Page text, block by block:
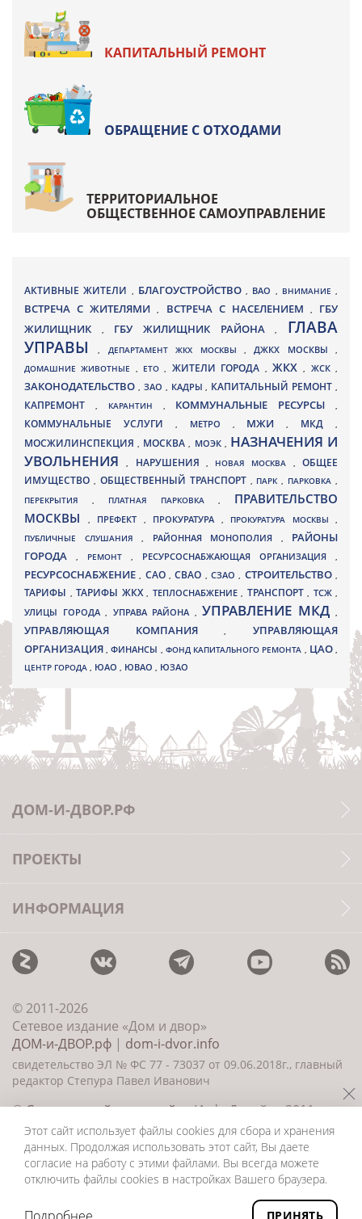
КАПИТАЛЬНЫЙ РЕМОНТ
ОБРАЩЕНИЕ С ОТХОДАМИ
ТЕРРИТОРИАЛЬНОЕ
ОБЩЕСТВЕННОЕ САМОУПРАВЛЕНИЕ
АКТИВНЫЕ ЖИТЕЛИ , БЛАГОУСТРОЙСТВО , ВАО , ВНИМАНИЕ ,
ВСТРЕЧА С ЖИТЕЛЯМИ, ВСТРЕЧА С НАСЕЛЕНИЕМ , ГБУ
ЖИЛИЩНИК
, ГБУ ЖИЛИЩНИК РАЙОНА, ГЛАВА
УПРАВЫ, ДЕПАРТАМЕНТ ЖКХ МОСКВЫ ,ДЖКХ МОСКВЫ ,
ДОМАШНИЕ ЖИВОТНЫЕ , ЕТО, ЖИТЕЛИ ГОРОДА , ЖКХ, ЖСК,
ЗАКОНОДАТЕЛЬСТВО , ЗАО , КАДРЫ, КАПИТАЛЬНЫЙ РЕМОНТ ,
КАПРЕМОНТ , КАРАНТИН , КОММУНАЛЬНЫЕ РЕСУРСЫ,
КОММУНАЛЬНЫЕ УСЛУГИ , МЕТРО , МЖИ, МКД ,
МОСЖИЛИНСПЕКЦИЯ, МОСКВА , МОЭК , НАЗНАЧЕНИЯ И
УВОЛЬНЕНИЯ, НАРУШЕНИЯ , НОВАЯ МОСКВА ,ОБЩЕЕ
ИМУЩЕСТВО , ОБЩЕСТВЕННЫЙ ТРАНСПОРТ , ПАРК, ПАРКОВКА ,
ПЕРЕКРЫТИЯ , ПЛАТНАЯ ПАРКОВКА , ПРАВИТЕЛЬСТВО
МОСКВЫ
, ПРЕФЕКТ , ПРОКУРАТУРА , ПРОКУРАТУРА МОСКВЫ ,
ПУБЛИЧНЫЕ СЛУШАНИЯ , РАЙОННАЯ МОНОПОЛИЯ , РАЙОНЫ
ГОРОДА
, РЕМОНТ , РЕСУРСОСНАБЖАЮЩАЯ ОРГАНИЗАЦИЯ ,
РЕСУРСОСНАБЖЕНИЕ, САО,СВАО ,СЗАО, СТРОИТЕЛЬСТВО,
ТАРИФЫ , ТАРИФЫ ЖКХ , ТЕПЛОСНАБЖЕНИЕ , ТРАНСПОРТ , ТСЖ ,
УЛИЦЫ ГОРОДА , УПРАВА РАЙОНА , УПРАВЛЕНИЕ МКД ,
УПРАВЛЯЮЩАЯ КОМПАНИЯ,УПРАВЛЯЮЩАЯ
ОРГАНИЗАЦИЯ,ФИНАНСЫ , ФОНД КАПИТАЛЬНОГО РЕМОНТА , ЦАО,
ЦЕНТР ГОРОДА , ЮАО , ЮВАО , ЮЗАО
ДОМ-И-ДВОР.РФ
ПРОЕКТЫ
ИНФОРМАЦИЯ
© 2011-2026
Сетевое издание «Дом и двор»
ДОМ-и-ДВОР.рф | dom-i-dvor.info
свидетельство ЭЛ № ФС 77 - 73037 от 09.06.2018г., главный
редактор Степура Павел Иванович
©Создание сайта и дизайн«ИнфоДизайн» 2011—
2026
Этот сайт использует файлы cookies для сбора и хранения
данных. Продолжая использовать этот сайт, Вы даете
согласие на работу с этими файлами. Вы всегда можете
отключить файлы cookies в настройках Вашего браузера.
ПРИНЯТЬ